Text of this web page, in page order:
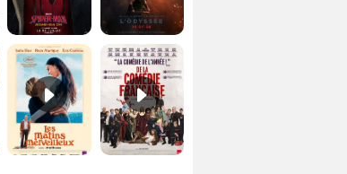
De la Comédie-Française Teaser VF